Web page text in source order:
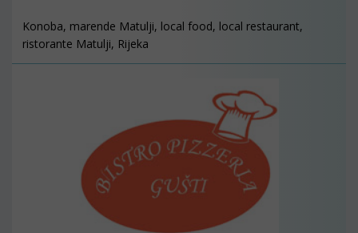
Konoba, marende Matulji, local food, local restaurant,
ristorante Matulji, Rijeka